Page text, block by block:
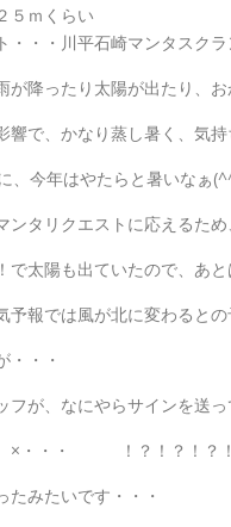
５ｍくらい
・・・川平石崎マンタスク
が降ったり太陽が出たり、お
響で、かなり蒸し暑く、気
、今年はやたらと暑いなぁ
ンタリクエストに応えるた
で太陽も出ていたので、あ
予報では風が北に変わると
・・・
フが、なにやらサインを送っ
×・・・ ！？！？！
たみたいです・・・